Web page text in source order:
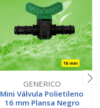
GENERICO
Mini Válvula Polietileno
16 mm Plansa Negro